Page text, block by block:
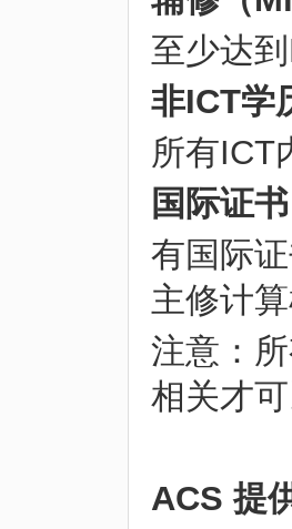
至少达
非ICT学
所有ICT
国际证
有国际
主修计
注意：
相关才
ACS 提